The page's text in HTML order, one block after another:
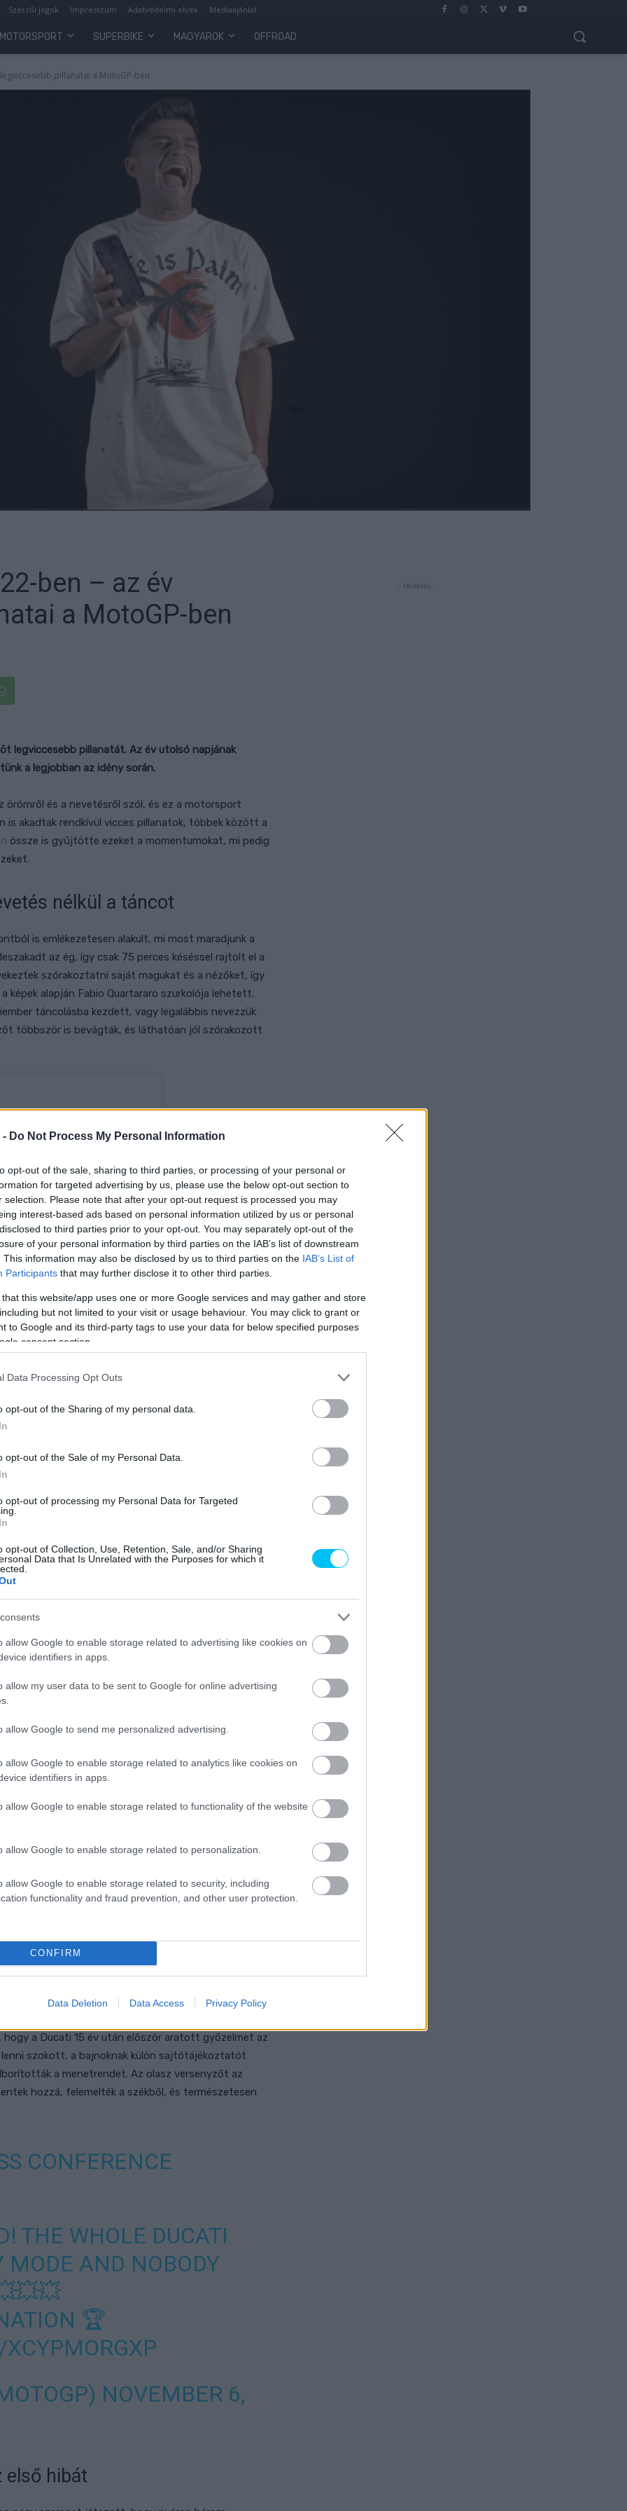
- Do Not Process My Personal Information
opt-out of the sale, sharing to third parties, or processing of your personal or
for targeted advertising by us, please use the below opt-out section to
selection. Please note that after your opt-out request is processed you may
interest-based ads based on personal information utilized by us or personal
to third parties prior to your opt-out. You may separately opt-out of the
of your personal information by third parties on the IAB’s list of downstream
This information may also be disclosed by us to third parties on the IAB’s List of
Participants that may further disclose it to other third parties.
that this website/app uses one or more Google services and may gather and store
but not limited to your visit or usage behaviour. You may click to grant or
to Google and its third-party tags to use your data for below specified purposes
consent section.
Data Processing Opt Outs
opt-out of the Sharing of my personal data.
opt-out of the Sale of my Personal Data.
opt-out of processing my Personal Data for Targeted
opt-out of Collection, Use, Retention, Sale, and/or Sharing
Data that Is Unrelated with the Purposes for which it
allow Google to enable storage related to advertising like cookies on
identifiers in apps.
allow my user data to be sent to Google for online advertising
allow Google to send me personalized advertising.
allow Google to enable storage related to analytics like cookies on
identifiers in apps.
allow Google to enable storage related to functionality of the website
allow Google to enable storage related to personalization.
allow Google to enable storage related to security, including
functionality and fraud prevention, and other user protection.
CONFIRM
Data Deletion Data Access Privacy Policy
Szerzői jogok Impresszum Adatvédelmi elvek Médiaajánlat
MOTORSPORT SUPERBIKE MAGYAROK OFFROAD
pillanatai a MotoGP-ben
ben – az év
a MotoGP-ben
legviccesebb pillanatát. Az év utolsó napjának
a legjobban az idény során.
örömről és a nevetésről szól, és ez a motorsport
is akadtak rendkívül vicces pillanatok, többek között a
össze is gyűjtötte ezeket a momentumokat, mi pedig
nélkül a táncot
is emlékezetesen alakult, mi most maradjunk a
az ég, így csak 75 perces késéssel rajtolt el a
szórakoztatni saját magukat és a nézőket, így
alapján Fabio Quartararo szurkolója lehetett.
táncolásba kezdett, vagy legalábbis nevezzük
többször is bevágták, és láthatóan jól szórakozott
Instagramon
BEJEGYZÉS
tudott győzni, Filip Salačot és Arón Canetet
szállította el a dobogó felé, ám az út nem ment
ünnepelt, a tolató jármű nekiütközött a pálya külső
de nevetve vették tudomásul ezt az apró
GET A NEW GOLF
OCTOBER 2,
biztosította be saját maga első bajnoki címét a
a Ducati 15 év után először aratott győzelmet az
szokott, a bajnoknak külön sajtótájékoztatót
a menetrendet. Az olasz versenyzőt az
hozzá, felemelték a székből, és természetesen
CONFERENCE
THE WHOLE DUCATI
MODE AND NOBODY
🏆
NOVEMBER 6,
első hibát
- Hirdetés -